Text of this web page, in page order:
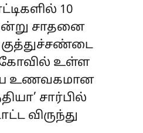
10
சாதனை
உள்ள
உணவகமான
சார்பில்
விருந்து